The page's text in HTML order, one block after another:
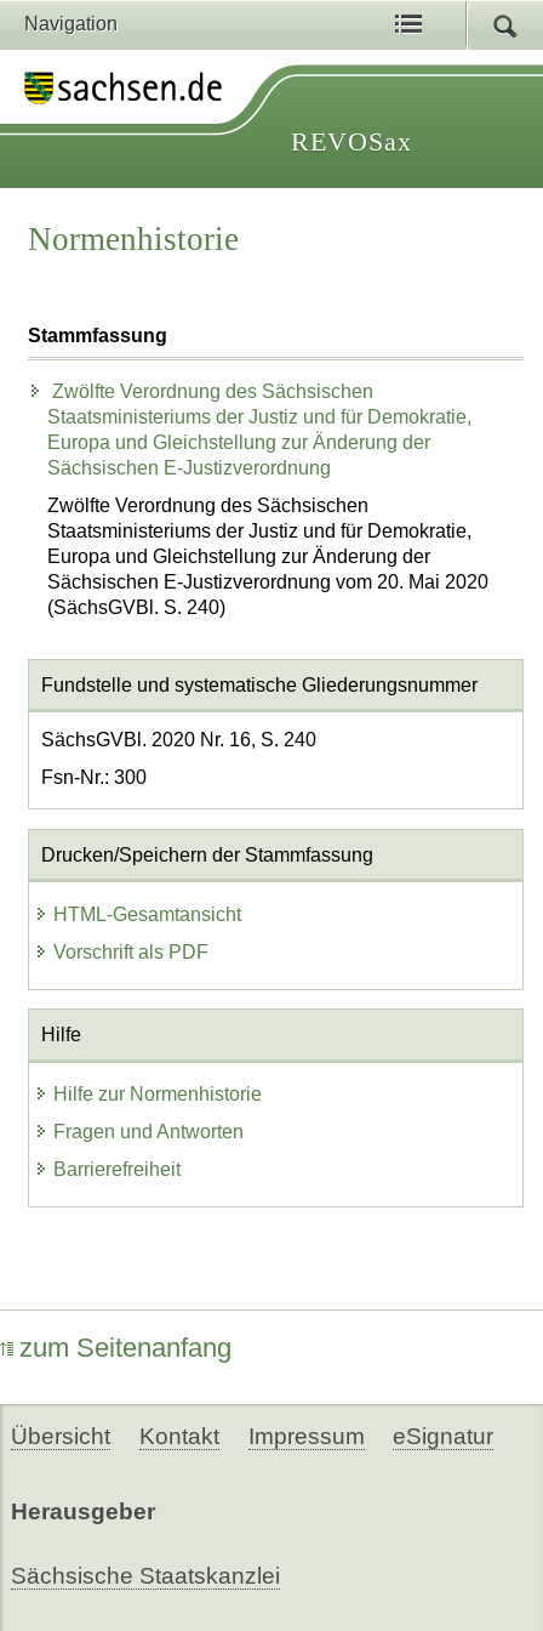
Navigation
REVOSax
Normenhistorie
Stammfassung
Zwölfte Verordnung des Sächsischen
Staatsministeriums der Justiz und für Demokratie,
Europa und Gleichstellung zur Änderung der
Sächsischen E-Justizverordnung
Zwölfte Verordnung des Sächsischen
Staatsministeriums der Justiz und für Demokratie,
Europa und Gleichstellung zur Änderung der
Sächsischen E-Justizverordnung vom 20. Mai 2020
(SächsGVBl. S. 240)
Fundstelle und systematische Gliederungsnummer
SächsGVBl. 2020 Nr. 16, S. 240
Fsn-Nr.: 300
Drucken/Speichern der Stammfassung
HTML-Gesamtansicht
Vorschrift als PDF
Hilfe
Hilfe zur Normenhistorie
Fragen und Antworten
Barrierefreiheit
zum Seitenanfang
Übersicht Kontakt Impressum eSignatur
Herausgeber
Sächsische Staatskanzlei